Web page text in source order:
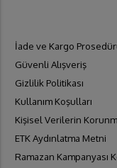
İade ve Kargo
Güvenli Alışveriş
Gizlilik Politikası
Kullanım Koşulları
Kişisel Verilerin
ETK Aydınlatma Metni
Ramazan Kampanyası